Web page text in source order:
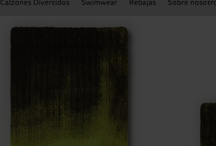
Calzones Divertidos Swimwear Rebajas Sobre